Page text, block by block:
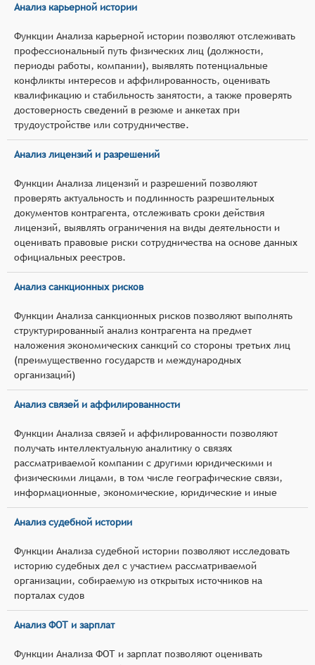
Анализ карьерной истории
Функции Анализа карьерной истории позволяют отслеживать
профессиональный путь физических лиц (должности,
периоды работы, компании), выявлять потенциальные
конфликты интересов и аффилированность, оценивать
квалификацию и стабильность занятости, а также проверять
достоверность сведений в резюме и анкетах при
трудоустройстве или сотрудничестве.
Анализ лицензий и разрешений
Функции Анализа лицензий и разрешений позволяют
проверять актуальность и подлинность разрешительных
документов контрагента, отслеживать сроки действия
лицензий, выявлять ограничения на виды деятельности и
оценивать правовые риски сотрудничества на основе данных
официальных реестров.
Анализ санкционных рисков
Функции Анализа санкционных рисков позволяют выполнять
структурированный анализ контрагента на предмет
наложения экономических санкций со стороны третьих лиц
(преимущественно государств и международных
организаций)
Анализ связей и аффилированности
Функции Анализа связей и аффилированности позволяют
получать интеллектуальную аналитику о связях
рассматриваемой компании с другими юридическими и
физическими лицами, в том числе географические связи,
информационные, экономические, юридические и иные
Анализ судебной истории
Функции Анализа судебной истории позволяют исследовать
историю судебных дел с участием рассматриваемой
организации, собираемую из открытых источников на
порталах судов
Анализ ФОТ и зарплат
Функции Анализа ФОТ и зарплат позволяют оценивать